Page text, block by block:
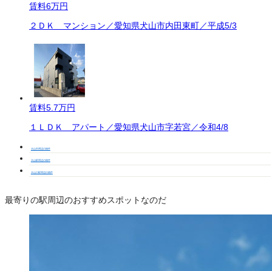
賃料6万円
２ＤＫ マンション／愛知県犬山市内田東町／平成5/3
賃料5.7万円
１ＬＤＫ アパート／愛知県犬山市字若宮／令和4/8
犬山市周辺の物件
犬山駅周辺の物件
犬山口駅周辺の物件
最寄りの駅周辺のおすすめスポットなのだ